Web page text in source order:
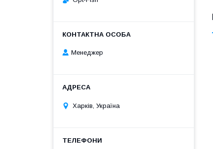
Менеджер
Харків, Україна